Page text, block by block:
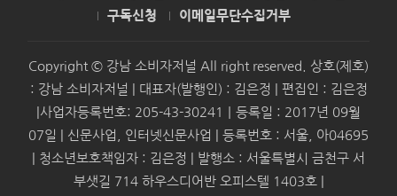
구독신청
이메일무단수집거부
Copyright © 강남 소비자저널 All right reserved. 상호(제호)
: 강남 소비자저널 | 대표자(발행인) : 김은정 | 편집인 : 김은정
|사업자등록번호: 205-43-30241｜등록일 : 2017년 09월
07일 | 신문사업, 인터넷신문사업 | 등록번호 : 서울, 아04695
| 청소년보호책임자 : 김은정 | 발행소 : 서울특별시 금천구 서
부샛길 714 하우스디어반 오피스텔 1403호 |